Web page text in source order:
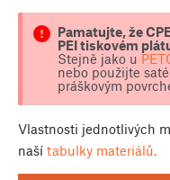
Pamatujte, že
PEI tiskovém
Stejně jako u
nebo použijte
práškovým
Vlastnosti jednotlivých
naší tabulky materiálů.